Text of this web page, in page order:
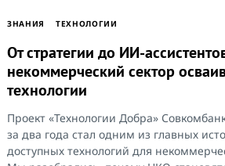
ЗНАНИЯ ТЕХНОЛОГИИ
От стратегии до ИИ-
некоммерческий сектор
технологии
Проект «Технологии Добра»
за два года стал одним из главных
доступных технологий для